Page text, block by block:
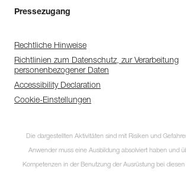
Pressezugang
Rechtliche Hinweise
Richtlinien zum Datenschutz, zur Verarbeitung
personenbezogener Daten
Accessibility Declaration
Cookie-Einstellungen
Die dargestellten Aktivitäten sind mit Risiken und
Anwender muss eine Ausbildung absolviert haben und
Kompetenzen in der Benutzung der Ausrüstung bei